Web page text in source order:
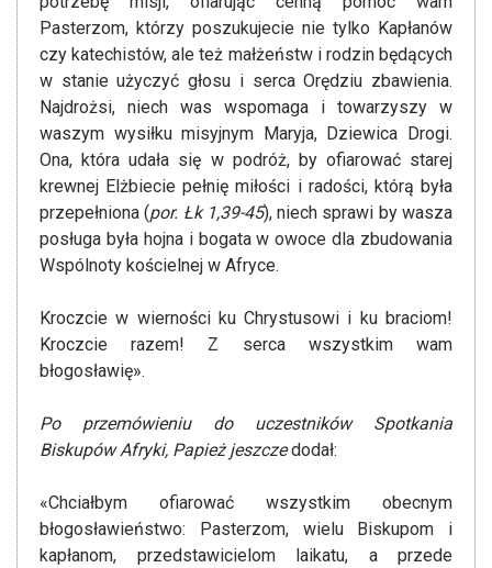
Pasterzom, którzy poszukujecie nie tylko Kapłanów
czy katechistów, ale też małżeństw i rodzin będących
w stanie użyczyć głosu i serca Orędziu zbawienia.
Najdrożsi, niech was wspomaga i towarzyszy w
waszym wysiłku misyjnym Maryja, Dziewica Drogi.
Ona, która udała się w podróż, by ofiarować starej
krewnej Elżbiecie pełnię miłości i radości, którą była
przepełniona (por. Łk 1,39-45), niech sprawi by wasza
posługa była hojna i bogata w owoce dla zbudowania
Wspólnoty kościelnej w Afryce.
Kroczcie w wierności ku Chrystusowi i ku braciom!
Kroczcie razem! Z serca wszystkim wam
błogosławię».
Po przemówieniu do uczestników Spotkania
Biskupów Afryki, Papież jeszczedodał:
«Chciałbym ofiarować wszystkim obecnym
błogosławieństwo: Pasterzom, wielu Biskupom i
kapłanom, przedstawicielom laikatu, a przede